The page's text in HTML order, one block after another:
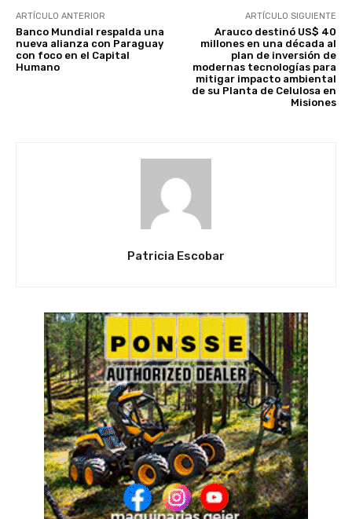
ARTÍCULO ANTERIOR
Banco Mundial respalda una
nueva alianza con Paraguay
con foco en el Capital
Humano
ARTÍCULO SIGUIENTE
Arauco destinó US$ 40
millones en una década al
plan de inversión de
modernas tecnologías para
mitigar impacto ambiental
de su Planta de Celulosa en
Misiones
Patricia Escobar